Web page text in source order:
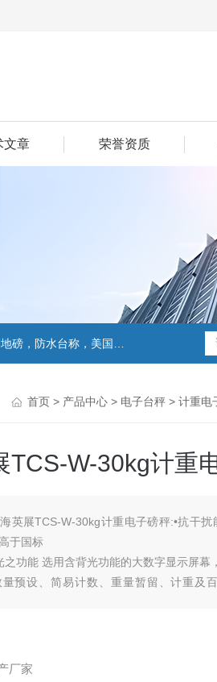
文章 荣誉资质
国双杰天平，报警电子称
首页 > 产品中心 > 电子台秤 > 计重电
TCS-W-30kg计重
海英展TCS-W-30kg计重电子磅秤:•抗干
于国标
之功能 选用含背光功能的大数字显示屏幕
预设、简易计数、重量暂留、计重及
厂家